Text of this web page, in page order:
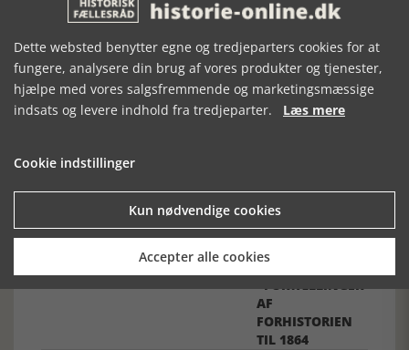
Forrige artikel
NOTA BENE -
PRÆSTEN SKREV BLEV DANMARK
- FORTÆLLINGER
AF
FORHISTORIEN
TIL 1864
Dette websted benytter egne og tredjeparters cookies for at
fungere, analysere din brug af vores produkter og tjenester,
hjælpe med vores salgsfremmende og marketingsmæssige
indsats og levere indhold fra tredjeparter. Læs mere
Cookie indstillinger
Kun nødvendige cookies
Accepter alle cookies